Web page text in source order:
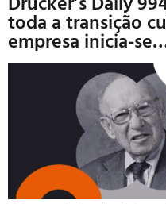
toda a transição
empresa inicia-